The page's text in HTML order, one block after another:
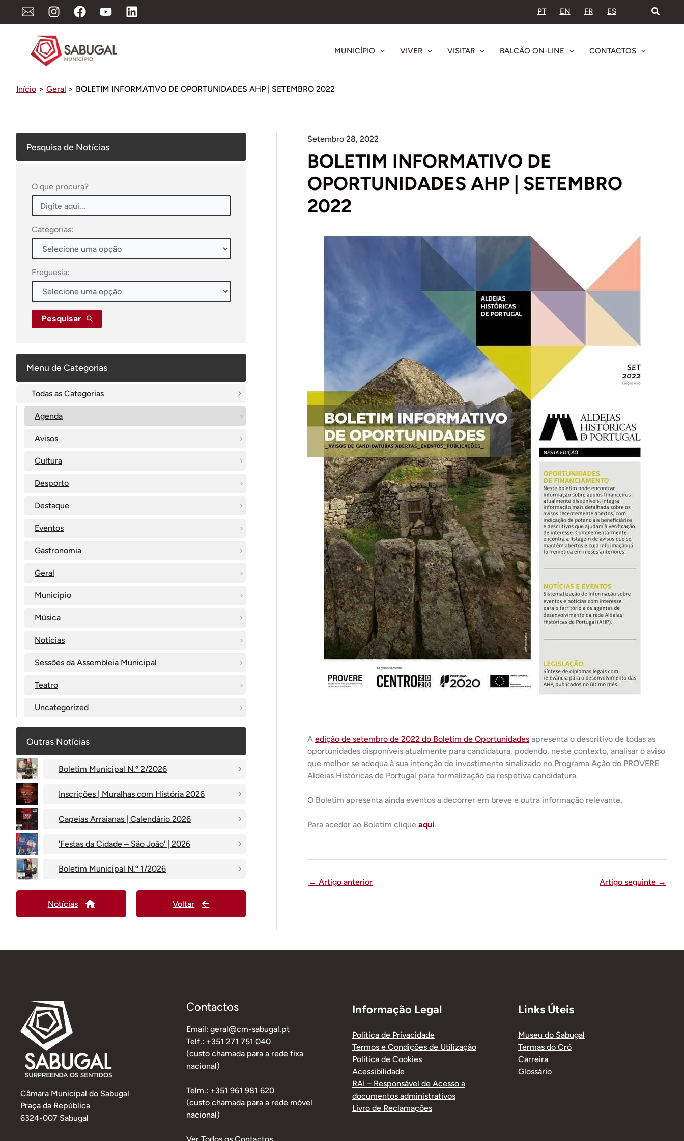
PT EN FR ES
MUNICÍPIO VIVER VISITAR BALCÃO ON-LINE CONTACTOS
Início Geral BOLETIM INFORMATIVO DE OPORTUNIDADES AHP | SETEMBRO 2022
Pesquisa de Notícias
O que procura?
Categorias:
Freguesia:
Pesquisar
Menu de Categorias
Todas as Categorias
Agenda
Avisos
Cultura
Desporto
Destaque
Eventos
Gastronomia
Geral
Municipio
Música
Notícias
Sessões da Assembleia Municipal
Teatro
Uncategorized
Outras Notícias
Boletim Municipal N.º 2/2026
Inscrições | Muralhas com História 2026
Capeias Arraianas | Calendário 2026
'Festas da Cidade – São João' | 2026
Boletim Municipal N.º 1/2026
Notícias Voltar
Setembro 28, 2022
BOLETIM INFORMATIVO DE
OPORTUNIDADES AHP | SETEMBRO
2022
A edição de setembro de 2022 do Boletim de Oportunidades apresenta o descritivo de todas as
oportunidades disponíveis atualmente para candidatura, podendo, neste contexto, analisar o aviso
que melhor se adequa à sua intenção de investimento sinalizado no Programa Ação do PROVERE
Aldeias Históricas de Portugal para formalização da respetiva candidatura.
O Boletim apresenta ainda eventos a decorrer em breve e outra informação relevante.
Para aceder ao Boletim clique aqui.
← Artigo anterior Artigo seguinte →
Câmara Municipal do Sabugal
Praça da República
6324-007 Sabugal
Contactos
Email: geral@cm-sabugal.pt
Telf.: +351 271 751 040
(custo chamada para a rede fixa
nacional)
Telm.: +351 961 981 620
(custo chamada para a rede móvel
nacional)
Informação Legal
Política de Privacidade
Termos e Condições de Utilização
Política de Cookies
Acessibilidade
RAI – Responsável de Acesso a
documentos administrativos
Livro de Reclamações
Links Úteis
Museu do Sabugal
Termas do Cró
Carreira
Glossário